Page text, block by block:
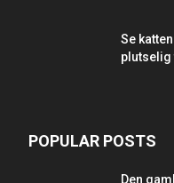
Se
plutselig
POPULAR POSTS
Den